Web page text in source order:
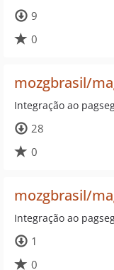
9
0
mozgbrasil/
Integração ao
28
0
mozgbrasil/
Integração ao
1
0